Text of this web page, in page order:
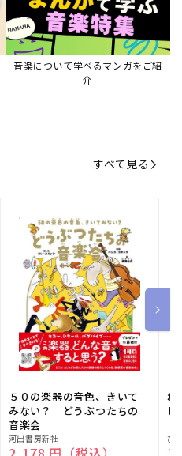
音楽について学べるマンガをご紹
介
すべて見る
５０の楽器の音色、きいて
みない？ どうぶつたちの
音楽会
販
河出書房新社
ね
販ひ